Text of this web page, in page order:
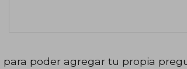
para poder agregar tu propia